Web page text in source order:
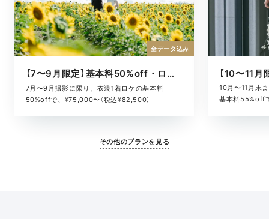
【7〜9月限定】基本料50%off・ロケキャンペーン
7月〜9月撮影に限り、衣装1着ロケの基本料
50%offで、¥75,000〜（税込¥82,500）
全データ込み
10月〜11月末
基本料55%off
その他のプランを見る